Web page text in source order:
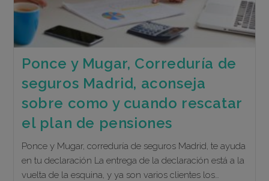
Ponce y Mugar, Correduría de
seguros Madrid, aconseja
sobre como y cuando rescatar
el plan de pensiones
Ponce y Mugar, correduría de seguros Madrid, te ayuda
en tu declaración La entrega de la declaración está a la
vuelta de la esquina, y ya son varios clientes los…